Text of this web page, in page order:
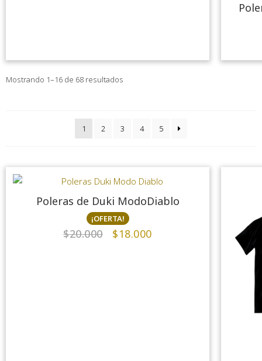
Mostrando 1–16 de 68 resultados
1 2 3 4 5
Poleras de Duki ModoDiablo
¡OFERTA!
$20.000 $18.000